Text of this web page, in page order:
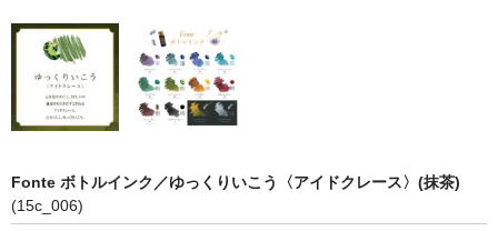
Fonte ボトルインク／ゆっくりいこう〈アイドクレース〉(抹茶)
(15c_006)